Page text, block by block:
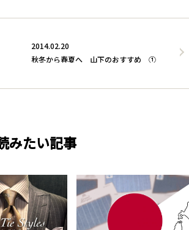
2014.02.20
秋冬から春夏へ 山下のおすすめ ①
みたい記事